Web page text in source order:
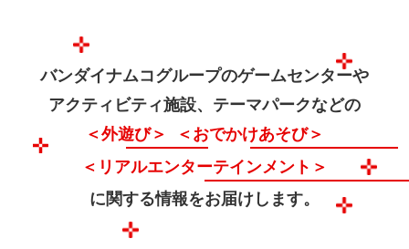
バンダイナムコグループのゲームセンターや
アクティビティ施設、テーマパークなどの
＜外遊び＞
＜おでかけあそび＞
＜リアルエンターテインメント＞
に関する情報をお届けします。